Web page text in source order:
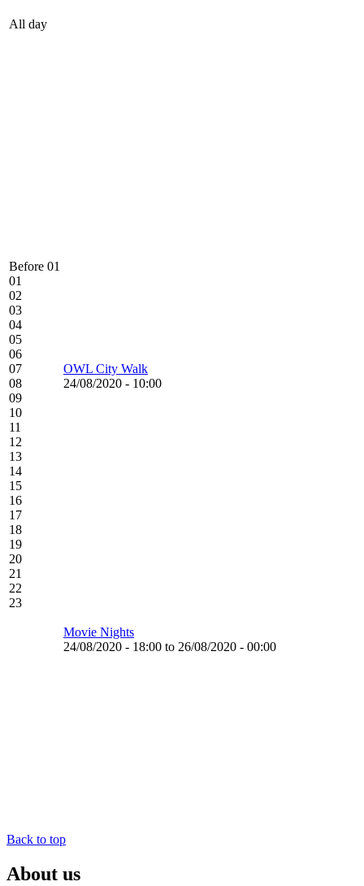
All day
Before 01
01
02
03
04
05
06
07
08
09
10
11
12
13
14
15
16
17
18
19
20
21
22
23
OWL City Walk
24/08/2020 - 10:00
Movie Nights
24/08/2020 - 18:00 to 26/08/2020 - 00:00
Back to top
About us